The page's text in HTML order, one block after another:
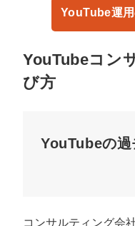
YouTube運
YouTubeコン
び方
YouTubeの過
コンサルティング会